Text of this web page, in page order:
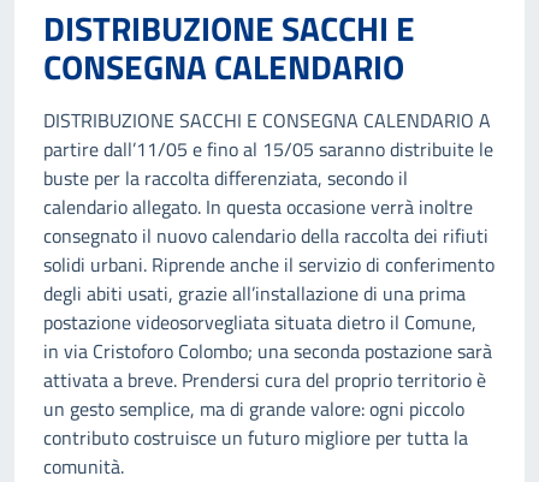
DISTRIBUZIONE SACCHI E
CONSEGNA CALENDARIO
DISTRIBUZIONE SACCHI E CONSEGNA CALENDARIO A
partire dall’11/05 e fino al 15/05 saranno distribuite le
buste per la raccolta differenziata, secondo il
calendario allegato. In questa occasione verrà inoltre
consegnato il nuovo calendario della raccolta dei rifiuti
solidi urbani. Riprende anche il servizio di conferimento
degli abiti usati, grazie all’installazione di una prima
postazione videosorvegliata situata dietro il Comune,
in via Cristoforo Colombo; una seconda postazione sarà
attivata a breve. Prendersi cura del proprio territorio è
un gesto semplice, ma di grande valore: ogni piccolo
contributo costruisce un futuro migliore per tutta la
comunità.